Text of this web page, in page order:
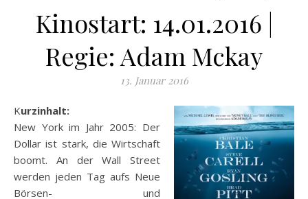
Kinostart: 14.01.2016 |
Regie: Adam Mckay
13. Januar 2016
Kurzinhalt:
New York im Jahr 2005: Der
Dollar ist stark, die Wirtschaft
boomt. An der Wall Street
werden jeden Tag aufs Neue
Börsen- und